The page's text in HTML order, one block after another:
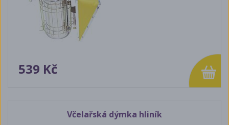
539 Kč
Včelařská dýmka hliník